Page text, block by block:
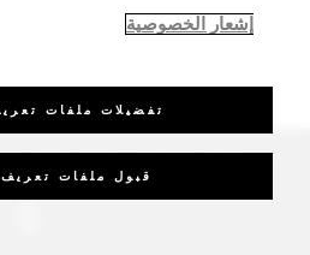
إشعار الخصوصية
تفضيلات ملفات
قبول ملفات تعريف